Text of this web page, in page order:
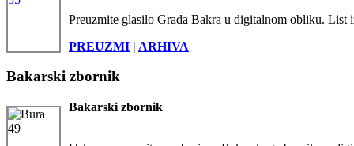
Preuzmite glasilo Grada Bakra u digitalnom obliku. List
PREUZMI | ARHIVA
Bakarski zbornik
Bakarski zbornik